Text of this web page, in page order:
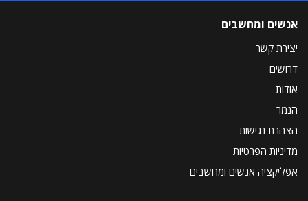
אנשים ומחשבים
יצירת קשר
דרושים
אודות
הנמר
הצהרת נגישות
מדיניות הפרטיות
אפליקציה אנשים ומחשבים